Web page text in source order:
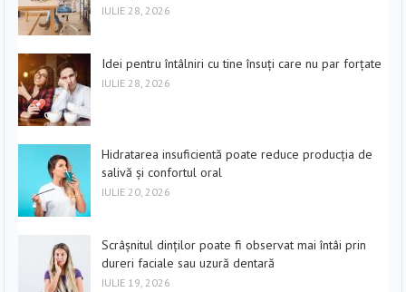
IULIE 28, 2026
Idei pentru întâlniri cu tine însuți care nu par forțate
IULIE 28, 2026
Hidratarea insuficientă poate reduce producția de
salivă și confortul oral
IULIE 20, 2026
Scrâșnitul dinților poate fi observat mai întâi prin
dureri faciale sau uzură dentară
IULIE 19, 2026